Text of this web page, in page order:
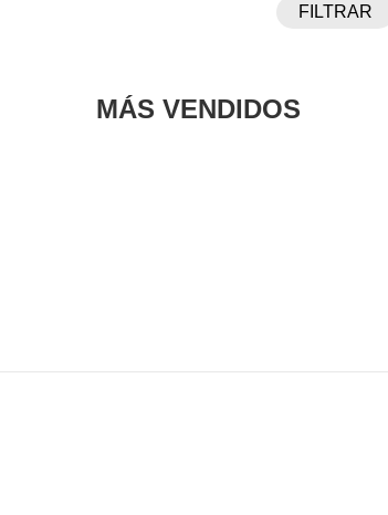
FILTRAR
MÁS VENDIDOS